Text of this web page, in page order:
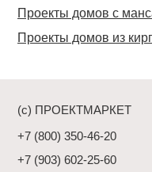
Проекты домов с
Проекты домов из
(c) ПРОЕКТМАРКЕТ
+7 (800) 350-46-20
+7 (903) 602-25-60